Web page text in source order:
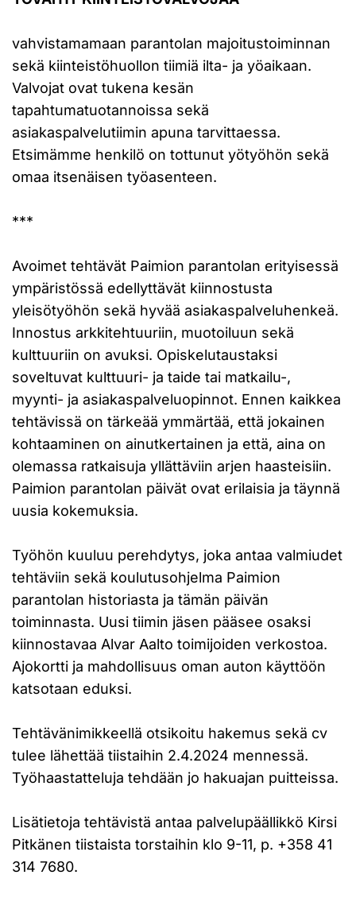
vahvistamamaan parantolan majoitustoiminnan
sekä kiinteistöhuollon tiimiä ilta- ja yöaikaan.
Valvojat ovat tukena kesän
tapahtumatuotannoissa sekä
asiakaspalvelutiimin apuna tarvittaessa.
Etsimämme henkilö on tottunut yötyöhön sekä
omaa itsenäisen työasenteen.
***
Avoimet tehtävät Paimion parantolan erityisessä
ympäristössä edellyttävät kiinnostusta
yleisötyöhön sekä hyvää asiakaspalveluhenkeä.
Innostus arkkitehtuuriin, muotoiluun sekä
kulttuuriin on avuksi. Opiskelutaustaksi
soveltuvat kulttuuri- ja taide tai matkailu-,
myynti- ja asiakaspalveluopinnot. Ennen kaikkea
tehtävissä on tärkeää ymmärtää, että jokainen
kohtaaminen on ainutkertainen ja että, aina on
olemassa ratkaisuja yllättäviin arjen haasteisiin.
Paimion parantolan päivät ovat erilaisia ja täynnä
uusia kokemuksia.
Työhön kuuluu perehdytys, joka antaa valmiudet
tehtäviin sekä koulutusohjelma Paimion
parantolan historiasta ja tämän päivän
toiminnasta. Uusi tiimin jäsen pääsee osaksi
kiinnostavaa Alvar Aalto toimijoiden verkostoa.
Ajokortti ja mahdollisuus oman auton käyttöön
katsotaan eduksi.
Tehtävänimikkeellä otsikoitu hakemus sekä cv
tulee lähettää tiistaihin 2.4.2024 mennessä.
Työhaastatteluja tehdään jo hakuajan puitteissa.
Lisätietoja tehtävistä antaa palvelupäällikkö Kirsi
Pitkänen tiistaista torstaihin klo 9-11, p. +358 41
314 7680.